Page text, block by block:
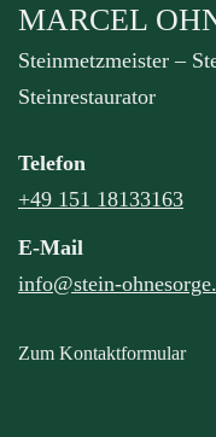
MARCEL
Steinmetzmeister –
Steinrestaurator
Telefon
+49 151 18133163
E-Mail
info@stein-
Zum Kontaktformular